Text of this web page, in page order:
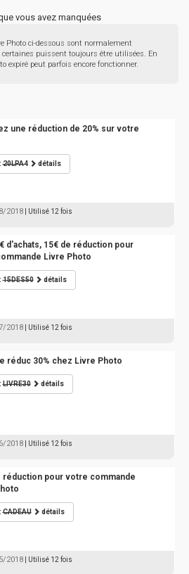
vous avez manquées
Photo ci-dessous sont normalement
puissent toujours être utilisées. En
expiré peut parfois encore fonctionner.
une réduction de 20% sur votre
20LPA4 détails
2018 | Utilisé 12 fois
d'achats, 15€ de réduction pour
Livre Photo
15DES50 détails
2018 | Utilisé 12 fois
réduc 30% chez Livre Photo
LIVRE30 détails
2018 | Utilisé 12 fois
réduction pour votre commande
CADEAU détails
2018 | Utilisé 12 fois